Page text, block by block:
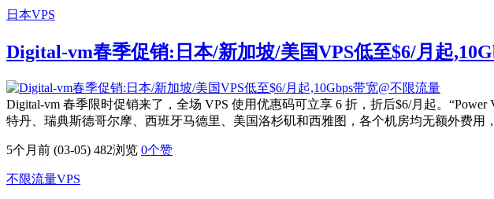
日本VPS
Digital-vm春季促销:日本/新加坡/美国VPS低至$6/月起
Digital-vm 春季限时促销来了，全场 VPS 使用优惠码可立享 6 折，折后$6/月起。
特丹、瑞典斯德哥尔摩、西班牙马德里、美国洛杉矶和西雅图，各个机房均无额外费
5个月前 (03-05) 482浏览 0个赞
不限流量VPS